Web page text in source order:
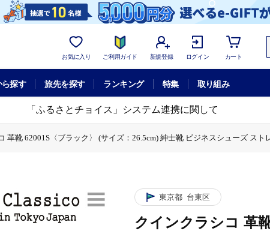
お気に入り ご利用ガイド 新規登録 ログイン カート
探す 旅先を探す ランキング 特集 取り組み
「ふるさとチョイス」システム連携に関して
革靴 62001S〈ブラック〉 (サイズ：26.5cm) 紳士靴 ビジネスシューズ ス
東京都 台東区
クインクラシコ 革